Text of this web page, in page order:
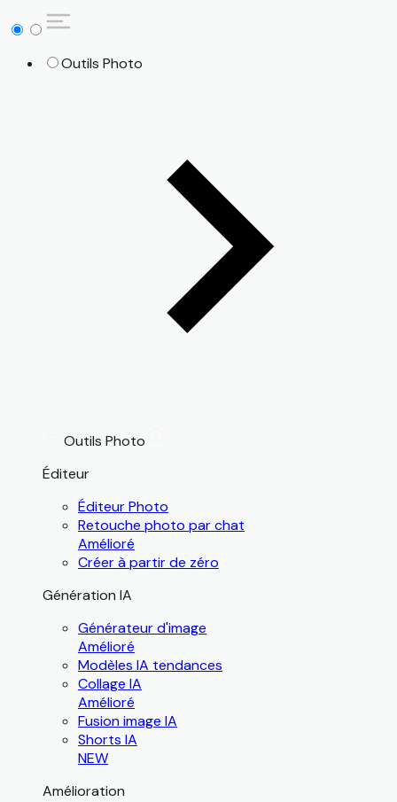
Outils Photo
Outils Photo
Éditeur
Éditeur Photo
Retouche photo par chat
Amélioré
Créer à partir de zéro
Génération IA
Générateur d'image
Amélioré
Modèles IA tendances
Collage IA
Amélioré
Fusion image IA
Shorts IA
NEW
Amélioration